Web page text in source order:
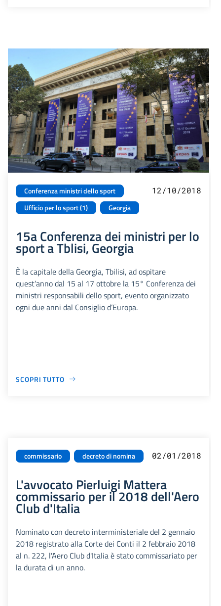
Conferenza ministri dello sport
Ufficio per lo sport (1)
Georgia
12/10/2018
15a Conferenza dei ministri per lo
sport a Tblisi, Georgia
È la capitale della Georgia, Tbilisi, ad ospitare
quest’anno dal 15 al 17 ottobre la 15° Conferenza dei
ministri responsabili dello sport, evento organizzato
ogni due anni dal Consiglio d’Europa.
SCOPRI TUTTO
commissario decreto di nomina 02/01/2018
L'avvocato Pierluigi Mattera
commissario per il 2018 dell'Aero
Club d'Italia
Nominato con decreto interministeriale del 2 gennaio
2018 registrato alla Corte dei Conti il 2 febbraio 2018
al n. 222, l'Aero Club d'Italia è stato commissariato per
la durata di un anno.